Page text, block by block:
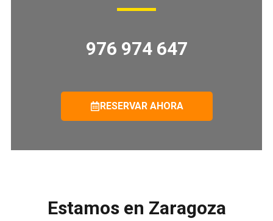
976 974 647
RESERVAR AHORA
Estamos en Zaragoza